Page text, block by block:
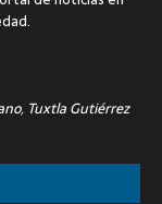
Tuxtla Gutiérrez